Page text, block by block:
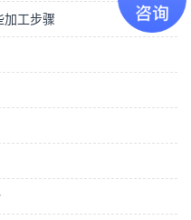
加工步骤